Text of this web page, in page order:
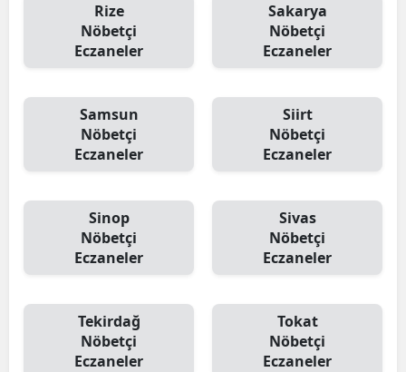
Rize
Nöbetçi
Eczaneler
Sakarya
Nöbetçi
Eczaneler
Samsun
Nöbetçi
Eczaneler
Siirt
Nöbetçi
Eczaneler
Sinop
Nöbetçi
Eczaneler
Sivas
Nöbetçi
Eczaneler
Tekirdağ
Nöbetçi
Eczaneler
Tokat
Nöbetçi
Eczaneler